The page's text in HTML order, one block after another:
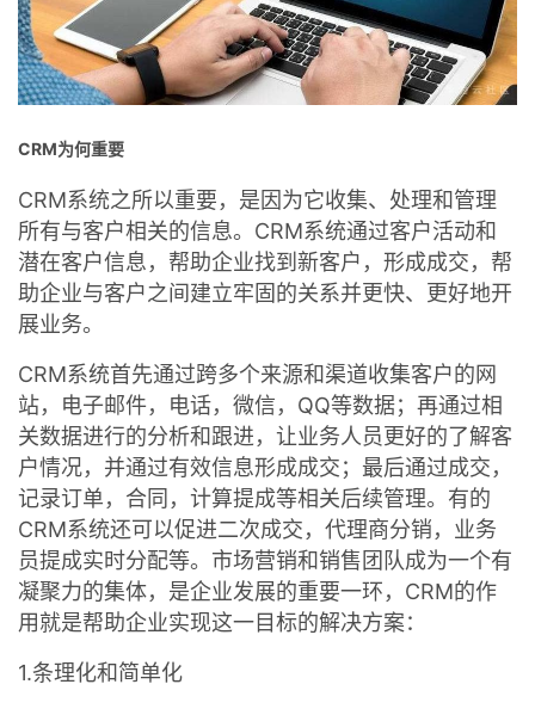
注
开
发
者
学
堂
我
的
课
程
我
的
认
证
我
的
实
验
我
的
收
藏
的
Programs
我
的
支
持
我
的
技
术
支
持
我
的
云
声
建
议
CRM为何重要
CRM系统之所以重要，是因为它收集、处理和管理
所有与客户相关的信息。CRM系统通过客户活动和
潜在客户信息，帮助企业找到新客户，形成成交，帮
助企业与客户之间建立牢固的关系并更快、更好地开
展业务。
CRM系统首先通过跨多个来源和渠道收集客户的网
站，电子邮件，电话，微信，QQ等数据；再通过相
关数据进行的分析和跟进，让业务人员更好的了解客
户情况，并通过有效信息形成成交；最后通过成交，
记录订单，合同，计算提成等相关后续管理。有的
CRM系统还可以促进二次成交，代理商分销，业务
员提成实时分配等。市场营销和销售团队成为一个有
凝聚力的集体，是企业发展的重要一环，CRM的作
用就是帮助企业实现这一目标的解决方案：
1.条理化和简单化